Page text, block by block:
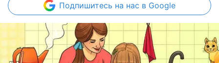
Подпишитесь на нас в Google